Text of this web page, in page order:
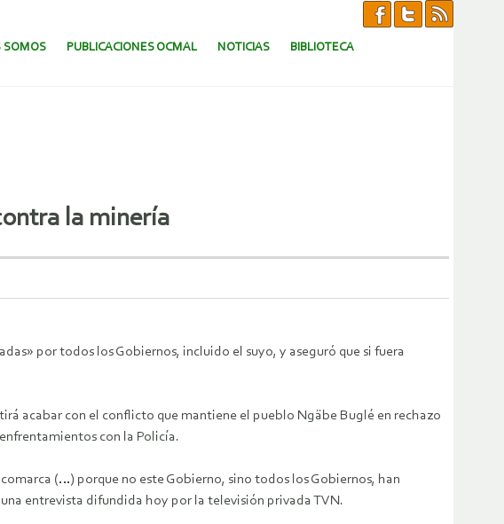
SOMOS PUBLICACIONES OCMAL NOTICIAS BIBLIOTECA
la minería
por todos los Gobiernos, incluido el suyo, y aseguró que si fuera
acabar con el conflicto que mantiene el pueblo Ngäbe Buglé en rechazo
con la Policía.
(…) porque no este Gobierno, sino todos los Gobiernos, han
entrevista difundida hoy por la televisión privada TVN.